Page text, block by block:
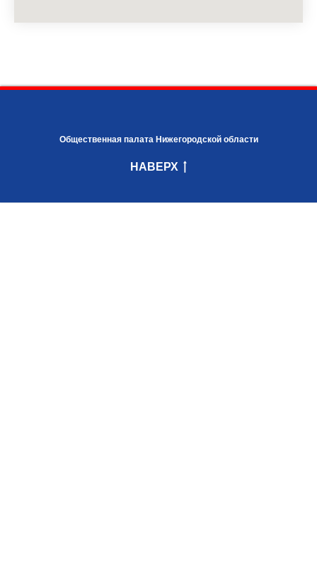
Общественная палата Нижегородской области
НАВЕРХ